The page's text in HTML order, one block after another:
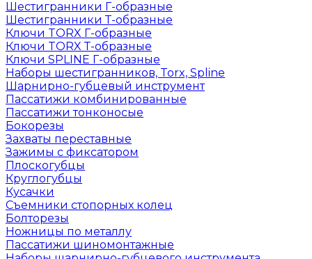
Шестигранники Г-образные
Шестигранники Т-образные
Ключи TORX Г-образные
Ключи TORX Т-образные
Ключи SPLINE Г-образные
Наборы шестигранников, Torx, Spline
Шарнирно-губцевый инструмент
Пассатижи комбинированные
Пассатижи тонконосые
Бокорезы
Захваты переставные
Зажимы с фиксатором
Плоскогубцы
Круглогубцы
Кусачки
Съемники стопорных колец
Болторезы
Ножницы по металлу
Пассатижи шиномонтажные